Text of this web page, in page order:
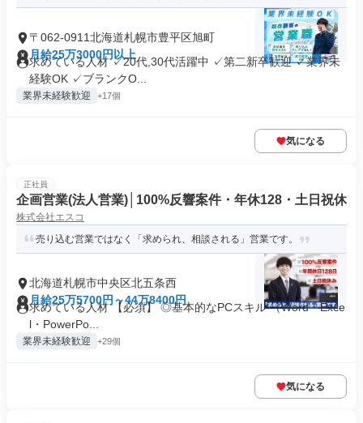
〒062-0911北海道札幌市豊平区旭町
月給25万3000円以上
求めている人材 ✓20代,30代活躍中 ✓第二新卒歓迎 ✓業界未
経験OK ✓ブランクO...
業界未経験歓迎 +17個
気になる
正社員
企画営業(法人営業)│100%反響案件・年休128・土日祝休
株式会社エスコ
売り込む営業ではなく「求められ、相談される」営業です。
北海道札幌市中央区北五条西
月給25万5700円～44万8400円
求めている人材 【必須】 ◎基本的なPCスキル （Word・Exce
l・PowerPo...
業界未経験歓迎 +29個
気になる